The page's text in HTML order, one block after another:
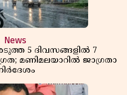
News
5 ദിവസങ്ങളിൽ 7
മണിമലയാറിൽ ജാഗ്രതാ